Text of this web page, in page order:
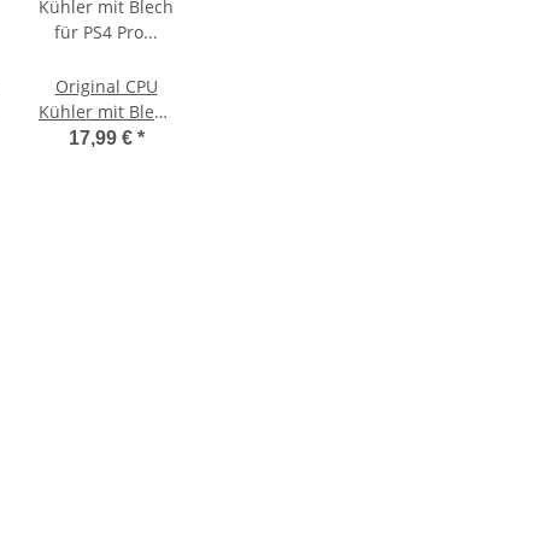
Original CPU
Kühler mit Blech
für PS4 Pro CUH-
17,99 € *